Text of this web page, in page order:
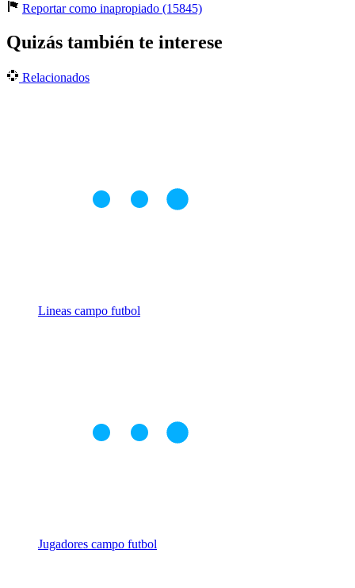
Reportar como inapropiado (15845)
Quizás también te interese
Relacionados
Lineas campo futbol
Jugadores campo futbol